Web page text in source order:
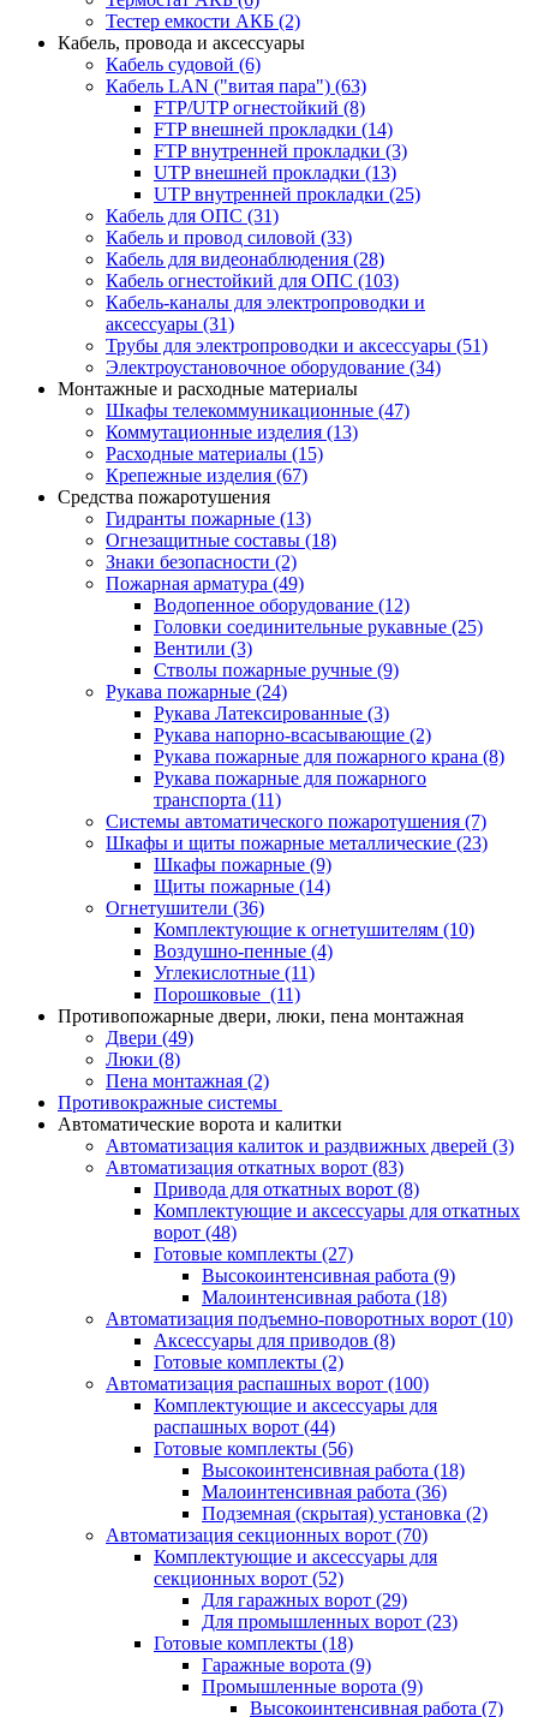
Тестер емкости АКБ (2)
Кабель, провода и аксессуары
Кабель судовой (6)
Кабель LAN ("витая пара") (63)
FTP/UTP огнестойкий (8)
FTP внешней прокладки (14)
FTP внутренней прокладки (3)
UTP внешней прокладки (13)
UTP внутренней прокладки (25)
Кабель для ОПС (31)
Кабель и провод силовой (33)
Кабель для видеонаблюдения (28)
Кабель огнестойкий для ОПС (103)
Кабель-каналы для электропроводки и
аксессуары (31)
Трубы для электропроводки и аксессуары (51)
Электроустановочное оборудование (34)
Монтажные и расходные материалы
Шкафы телекоммуникационные (47)
Коммутационные изделия (13)
Расходные материалы (15)
Крепежные изделия (67)
Средства пожаротушения
Гидранты пожарные (13)
Огнезащитные составы (18)
Знаки безопасности (2)
Пожарная арматура (49)
Водопенное оборудование (12)
Головки соединительные рукавные (25)
Вентили (3)
Стволы пожарные ручные (9)
Рукава пожарные (24)
Рукава Латексированные (3)
Рукава напорно-всасывающие (2)
Рукава пожарные для пожарного крана (8)
Рукава пожарные для пожарного
транспорта (11)
Системы автоматического пожаротушения (7)
Шкафы и щиты пожарные металлические (23)
Шкафы пожарные (9)
Щиты пожарные (14)
Огнетушители (36)
Комплектующие к огнетушителям (10)
Воздушно-пенные (4)
Углекислотные (11)
Порошковые (11)
Противопожарные двери, люки, пена монтажная
Двери (49)
Люки (8)
Пена монтажная (2)
Противокражные системы
Автоматические ворота и калитки
Автоматизация калиток и раздвижных дверей (3)
Автоматизация откатных ворот (83)
Привода для откатных ворот (8)
Комплектующие и аксессуары для откатных
ворот (48)
Готовые комплекты (27)
Высокоинтенсивная работа (9)
Малоинтенсивная работа (18)
Автоматизация подъемно-поворотных ворот (10)
Аксессуары для приводов (8)
Готовые комплекты (2)
Автоматизация распашных ворот (100)
Комплектующие и аксессуары для
распашных ворот (44)
Готовые комплекты (56)
Высокоинтенсивная работа (18)
Малоинтенсивная работа (36)
Подземная (скрытая) установка (2)
Автоматизация секционных ворот (70)
Комплектующие и аксессуары для
секционных ворот (52)
Для гаражных ворот (29)
Для промышленных ворот (23)
Готовые комплекты (18)
Гаражные ворота (9)
Промышленные ворота (9)
Высокоинтенсивная работа (7)